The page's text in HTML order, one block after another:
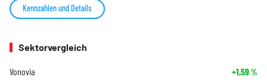
Kennzahlen und Details
Sektorvergleich
Vonovia +1,59%